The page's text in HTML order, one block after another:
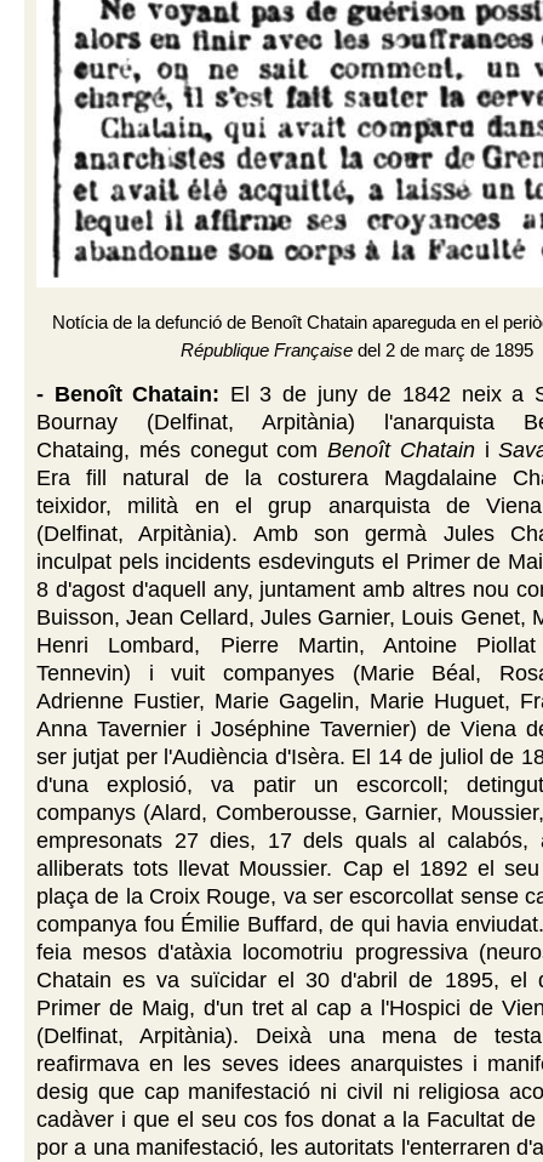
Notícia de la defunció de Benoît Chatain apareguda en el
République Françaisedel 2 de març de 1895
- Benoît Chatain: El 3 de juny de 1842 neix a
Bournay (Delfinat, Arpitània) l'anarquista
Chataing, més conegut comBenoît Chataini
Era fill natural de la costurera Magdalaine
teixidor, milità en el grup anarquista de
(Delfinat, Arpitània). Amb son germà Jules
inculpat pels incidents esdevinguts el Primer de
8 d'agost d'aquell any, juntament amb altres nou
Buisson, Jean Cellard, Jules Garnier, Louis Genet,
Henri Lombard, Pierre Martin, Antoine
Tennevin) i vuit companyes (Marie Béal,
Adrienne Fustier, Marie Gagelin, Marie Huguet,
Anna Tavernier i Joséphine Tavernier) de Viena
ser jutjat per l'Audiència d'Isèra. El 14 de juliol de
d'una explosió, va patir un escorcoll;
companys (Alard, Comberousse, Garnier,
empresonats 27 dies, 17 dels quals al calabós,
alliberats tots llevat Moussier. Cap el 1892 el
plaça de la Croix Rouge, va ser escorcollat sense
companya fou Émilie Buffard, de qui havia
feia mesos d'atàxia locomotriu progressiva
Chatain es va suïcidar el 30 d'abril de 1895, el
Primer de Maig, d'un tret al cap a l'Hospici de
(Delfinat, Arpitània). Deixà una mena de
reafirmava en les seves idees anarquistes i
desig que cap manifestació ni civil ni religiosa
cadàver i que el seu cos fos donat a la Facultat de
por a una manifestació, les autoritats l'enterraren